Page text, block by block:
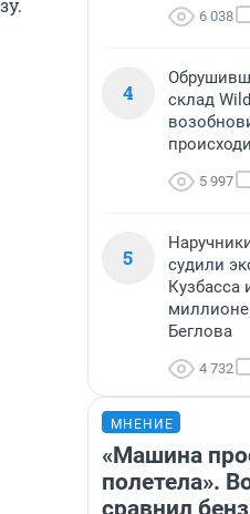
6 038
4
склад
5 997
5
судили
Кузбасса
Беглова
4 732
МНЕНИЕ
«Машина
полетела».
сравнил